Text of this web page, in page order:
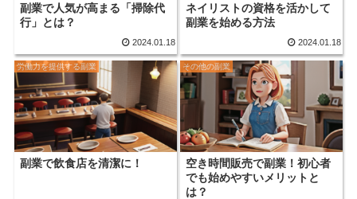
副業で人気が高まる「掃除代
行」とは？
2024.01.18
ネイリストの資格を活かして
副業を始める方法
2024.01.18
労働力を提供する副業
副業で飲食店を清潔に！
その他の副業
空き時間販売で副業！初心者
でも始めやすいメリットと
は？